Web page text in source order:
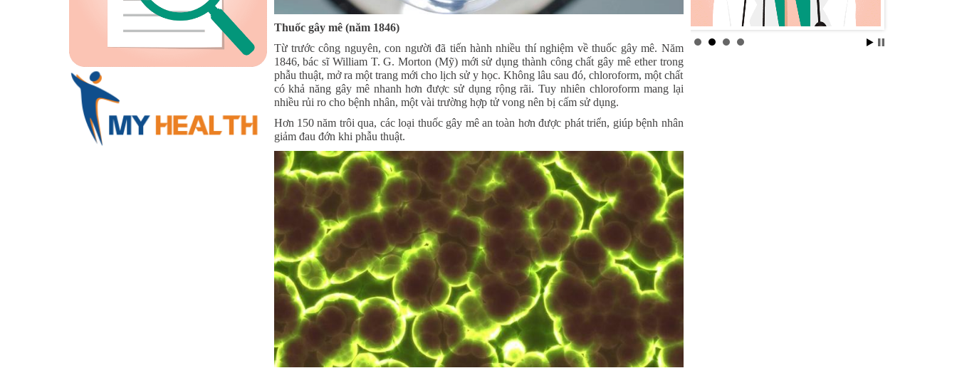
Thuốc gây mê (năm 1846)
Từ trước công nguyên, con người đã tiến hành nhiều thí nghiệm về thuốc gây mê. Năm
1846, bác sĩ William T. G. Morton (Mỹ) mới sử dụng thành công chất gây mê ether trong
phẫu thuật, mở ra một trang mới cho lịch sử y học. Không lâu sau đó, chloroform, một chất
có khả năng gây mê nhanh hơn được sử dụng rộng rãi. Tuy nhiên chloroform mang lại
nhiều rủi ro cho bệnh nhân, một vài trường hợp tử vong nên bị cấm sử dụng.
Hơn 150 năm trôi qua, các loại thuốc gây mê an toàn hơn được phát triển, giúp bệnh nhân
giảm đau đớn khi phẫu thuật.